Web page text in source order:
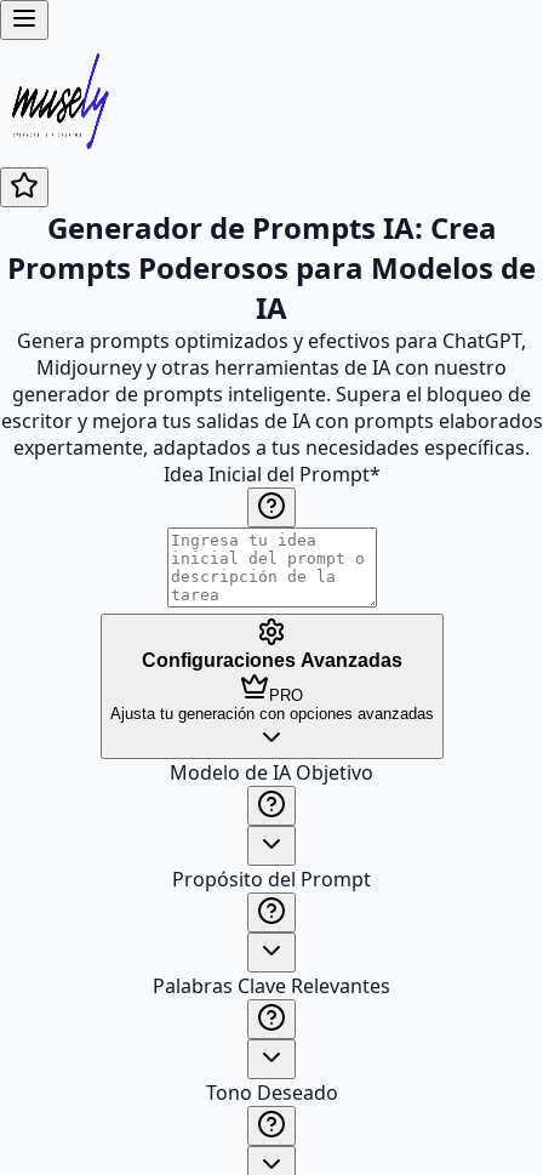
Generador de Prompts IA: Crea
Prompts Poderosos para Modelos de
IA
Genera prompts optimizados y efectivos para ChatGPT,
Midjourney y otras herramientas de IA con nuestro
generador de prompts inteligente. Supera el bloqueo de
escritor y mejora tus salidas de IA con prompts elaborados
expertamente, adaptados a tus necesidades específicas.
Idea Inicial del Prompt*
Configuraciones Avanzadas
PRO
Ajusta tu generación con opciones avanzadas
Modelo de IA Objetivo
Propósito del Prompt
Palabras Clave Relevantes
Tono Deseado